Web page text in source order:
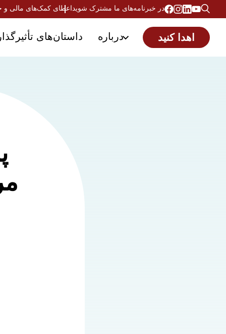
اعطای کمک‌های مالی ودر خبرنامه‌های ما مشترک شوید
داستان‌های درباره اهدا کنید